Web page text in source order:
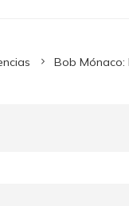
Bob Mónaco: